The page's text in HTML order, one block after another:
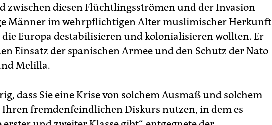
zwischen diesen Flüchtlingsströmen und der Invasion
Männer im wehrpflichtigen Alter muslimischer Herkunft
die Europa destabilisieren und kolonialisieren wollten. Er
Einsatz der spanischen Armee und den Schutz der Nato
Melilla.
dass Sie eine Krise von solchem Ausmaß und solchem
fremdenfeindlichen Diskurs nutzen, in dem es